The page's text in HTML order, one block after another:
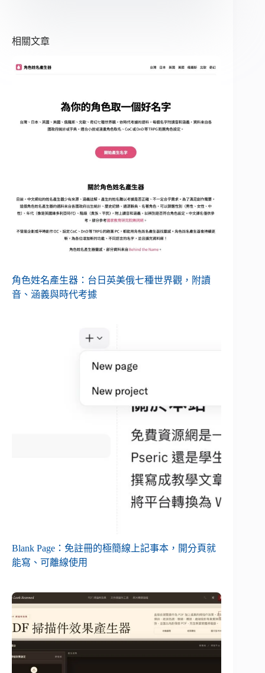
相關文章
角色姓名產生器：台日英美俄七種世界觀，附讀
音、涵義與時代考據
Blank Page：免註冊的極簡線上記事本，開分頁就
能寫、可離線使用